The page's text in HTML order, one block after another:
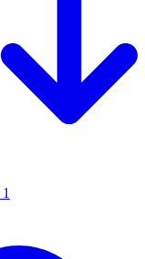
1